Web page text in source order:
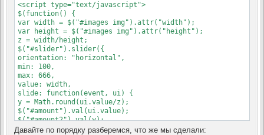
<script type="text/javascript">
$(function() {
var width = $("#images img").attr("width");
var height = $("#images img").attr("height");
z = width/height;
$("#slider").slider({
orientation: "horizontal",
min: 100,
max: 666,
value: width,
slide: function(event, ui) {
y = Math.round(ui.value/z);
$("#amount").val(ui.value);
$("#amount2").val(y);
$('#images img').width(ui.value);
Давайте по порядку разберемся, что же мы сделали: